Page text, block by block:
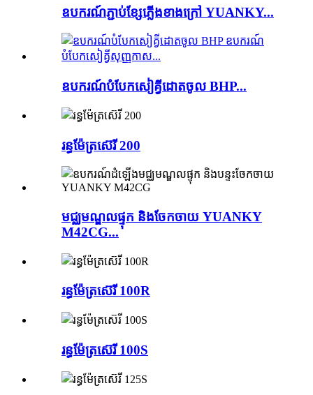
ឧបករណ៍ភ្ជាប់ខ្សែភ្លើងខាងក្រៅ YUANKY...
ឧបករណ៍​បំបែក​សៀគ្វី​ដោត​ចូល BHP...
រន្ធម៉ែត្រស៊េរី 200
មជ្ឈមណ្ឌលផ្ទុក និងចែកចាយ YUANKY
M42CG...
រន្ធ​ម៉ែត្រ​ស៊េរី 100R
រន្ធ​ម៉ែត្រ​ស៊េរី 100S